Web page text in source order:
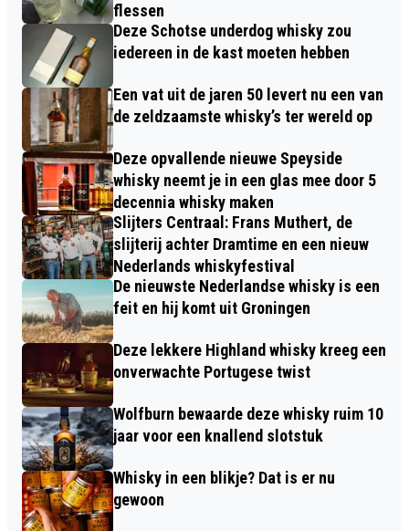
flessen
Deze Schotse underdog whisky zou
iedereen in de kast moeten hebben
Een vat uit de jaren 50 levert nu een van
de zeldzaamste whisky’s ter wereld op
Deze opvallende nieuwe Speyside
whisky neemt je in een glas mee door 5
decennia whisky maken
Slijters Centraal: Frans Muthert, de
slijterij achter Dramtime en een nieuw
Nederlands whiskyfestival
De nieuwste Nederlandse whisky is een
feit en hij komt uit Groningen
Deze lekkere Highland whisky kreeg een
onverwachte Portugese twist
Wolfburn bewaarde deze whisky ruim 10
jaar voor een knallend slotstuk
Whisky in een blikje? Dat is er nu
gewoon